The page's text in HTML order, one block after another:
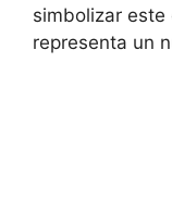
simbolizar
representa un